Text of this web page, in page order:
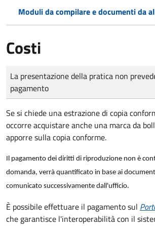
Moduli da compilare e documenti da
Costi
Tipo di pagamento
Importo
La presentazione della pratica non
pagamento
Se si chiede una estrazione di copia
occorre acquistare anche una marca da
apporre sulla copia conforme.
Il pagamento dei diritti di riproduzione non è
domanda, verrà quantificato in base ai
comunicato successivamente dall'ufficio.
È possibile effettuare il pagamento sul
che garantisce l'interoperabilità con il